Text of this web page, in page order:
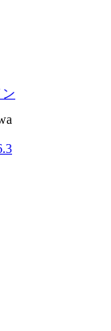
ン